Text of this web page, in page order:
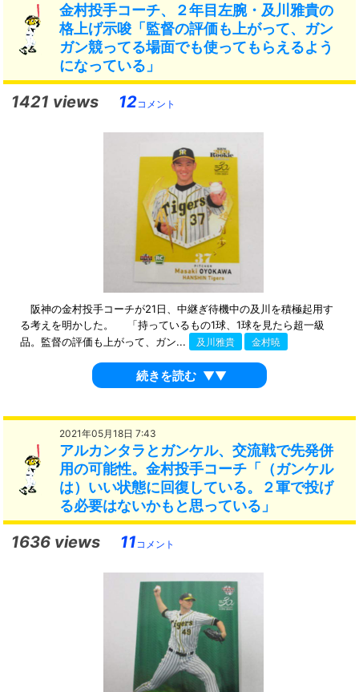
金村投手コーチ、２年目左腕・及川雅貴の
格上げ示唆「監督の評価も上がって、ガン
ガン競ってる場面でも使ってもらえるよう
になっている」
1421 views 12コメント
阪神の金村投手コーチが21日、中継ぎ待機中の及川を積極起用す
る考えを明かした。 「持っているもの1球、1球を見たら超一級
品。監督の評価も上がって、ガン...
及川雅貴 金村暁
続きを読む ▼▼
2021年05月18日 7:43
アルカンタラとガンケル、交流戦で先発併
用の可能性。金村投手コーチ「（ガンケル
は）いい状態に回復している。２軍で投げ
る必要はないかもと思っている」
1636 views 11 コメント